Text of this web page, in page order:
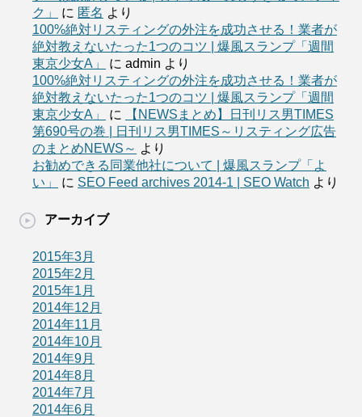
ク」
に 匿名 より
100%絶対リスティングの外注を成功させる！業者が
絶対教えないたった1つのコツ | 爆風スランプ「週間
東京少女A」
に admin より
100%絶対リスティングの外注を成功させる！業者が
絶対教えないたった1つのコツ | 爆風スランプ「週間
東京少女A」
に
【NEWSまとめ】日刊リス男TIMES
第690号の巻 | 日刊リス男TIMES～リスティング広告
のまとめNEWS～ より
お勧めできる同業他社について | 爆風スランプ「よ
い」
に SEO Feed archives 2014-1 | SEO Watch より
アーカイブ
2015年3月
2015年2月
2015年1月
2014年12月
2014年11月
2014年10月
2014年9月
2014年8月
2014年7月
2014年6月